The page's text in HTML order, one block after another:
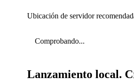
Ubicación de servidor
Comprobando...
Lanzamiento local.